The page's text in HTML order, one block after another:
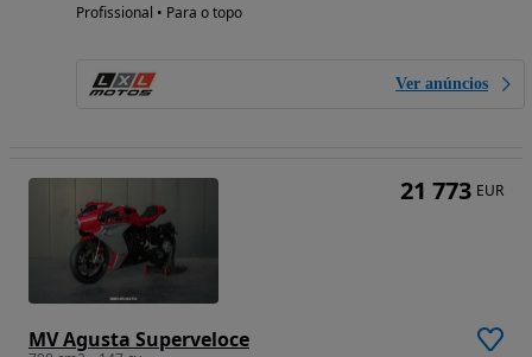
Profissional • Para o topo
Ver anúncios
MV Agusta Superveloce
21 773 EUR